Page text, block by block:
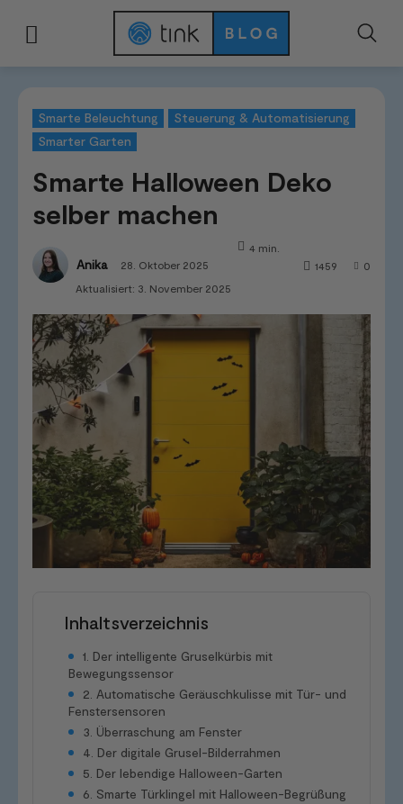
Smarte Beleuchtung
Steuerung & Automatisierung
Smarter Garten
Smarte Halloween Deko
selber machen
Anika 28. Oktober 2025 0
1459
4 min.
Aktualisiert: 3. November 2025
Inhaltsverzeichnis
1. Der intelligente Gruselkürbis mit
Bewegungssensor
2. Automatische Geräuschkulisse mit Tür- und
Fenstersensoren
3. Überraschung am Fenster
4. Der digitale Grusel-Bilderrahmen
5. Der lebendige Halloween-Garten
6. Smarte Türklingel mit Halloween-Begrüßung